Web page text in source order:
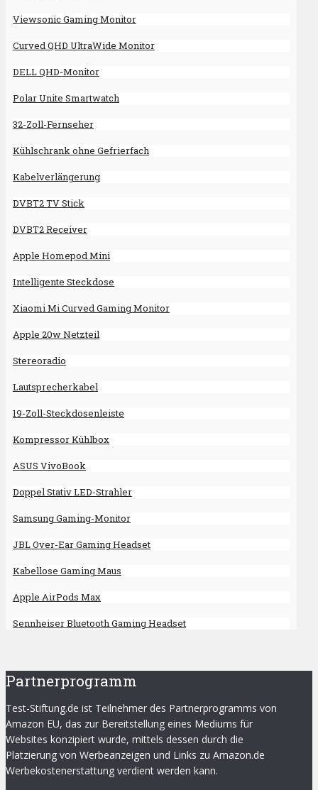
Viewsonic Gaming Monitor
Curved QHD UltraWide Monitor
DELL QHD-Monitor
Polar Unite Smartwatch
32-Zoll-Fernseher
Kühlschrank ohne Gefrierfach
Kabelverlängerung
DVBT2 TV Stick
DVBT2 Receiver
Apple Homepod Mini
Intelligente Steckdose
Xiaomi Mi Curved Gaming Monitor
Apple 20w Netzteil
Stereoradio
Lautsprecherkabel
19-Zoll-Steckdosenleiste
Kompressor Kühlbox
ASUS VivoBook
Doppel Stativ LED-Strahler
Samsung Gaming-Monitor
JBL Over-Ear Gaming Headset
Kabellose Gaming Maus
Apple AirPods Max
Sennheiser Bluetooth Gaming Headset
Partnerprogramm
Test-Stiftung.de ist Teilnehmer des Partnerprogramms von
Amazon EU, das zur Bereitstellung eines Mediums für
Websites konzipiert wurde, mittels dessen durch die
Platzierung von Werbeanzeigen und Links zu Amazon.de
Werbekostenerstattung verdient werden kann.